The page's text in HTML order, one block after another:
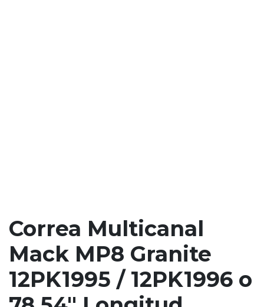
Correa Multicanal
Mack MP8 Granite
12PK1995 / 12PK1996 o